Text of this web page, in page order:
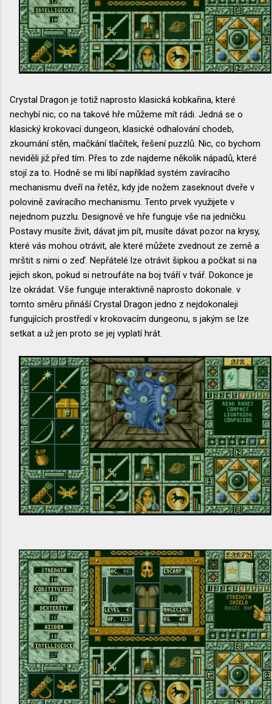
Crystal Dragon je totiž naprosto klasická kobkařina, které
nechybí nic, co na takové hře můžeme mít rádi. Jedná se o
klasický krokovací dungeon, klasické odhalování chodeb,
zkoumání stěn, mačkání tlačítek, řešení puzzlů. Nic, co bychom
neviděli již před tím. Přes to zde najdeme několik nápadů, které
stojí za to. Hodně se mi líbí například systém zavíracího
mechanismu dveří na řetěz, kdy jde nožem zaseknout dveře v
polovině zavíracího mechanismu. Tento prvek využijete v
nejednom puzzlu. Designově ve hře funguje vše na jedničku.
Postavy musíte živit, dávat jim pít, musíte dávat pozor na krysy,
které vás mohou otrávit, ale které můžete zvednout ze země a
mrštit s nimi o zeď. Nepřátelé lze otrávit šipkou a počkat si na
jejich skon, pokud si netroufáte na boj tváří v tvář. Dokonce je
lze okrádat. Vše funguje interaktivně naprosto dokonale. v
tomto směru přináší Crystal Dragon jedno z nejdokonaleji
fungujících prostředí v krokovacím dungeonu, s jakým se lze
setkat a už jen proto se jej vyplatí hrát.